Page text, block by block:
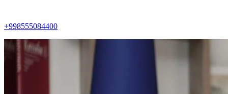
+998555084400